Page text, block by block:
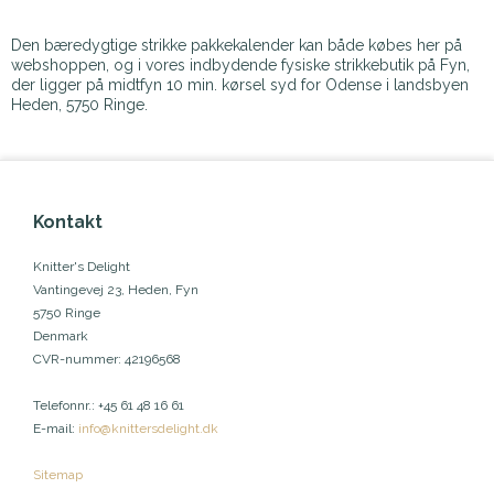
Den bæredygtige strikke pakkekalender kan både købes her på
webshoppen, og i vores indbydende fysiske strikkebutik på Fyn,
der ligger på midtfyn 10 min. kørsel syd for Odense i landsbyen
Heden, 5750 Ringe.
Kontakt
Knitter's Delight
Vantingevej 23, Heden, Fyn
5750 Ringe
Denmark
CVR-nummer: 42196568
Telefonnr.: +45 61 48 16 61
E-mail: info@knittersdelight.dk
Sitemap